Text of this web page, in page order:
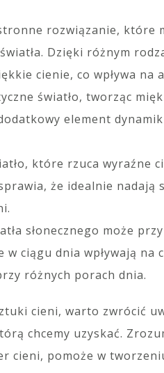
rozwiązanie, które
Dzięki różnym
cienie, co wpływa na
światło, tworząc
element
które rzuca wyraźne
że idealnie nadają
słonecznego może
ciągu dnia wpływają na
różnych porach dnia.
cieni, warto zwrócić
chcemy uzyskać.
cieni, pomoże w